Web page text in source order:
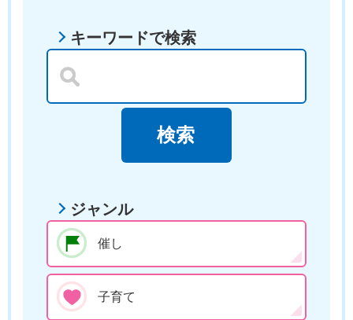
キーワードで検索
ジャンル
催し
子育て